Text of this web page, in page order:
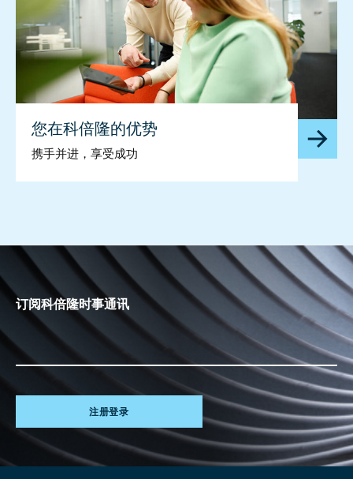
您在科倍隆的优势
携手并进，享受成功
订阅科倍隆时事通讯
注册登录